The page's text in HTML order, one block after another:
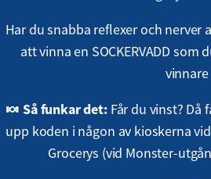
Har du snabba reflexer och nerver
att vinna en SOCKERVADD
🍬 Så funkar det:Får du vinst? Då
upp koden i någon av kioskerna
Grocerys (vid Monster-